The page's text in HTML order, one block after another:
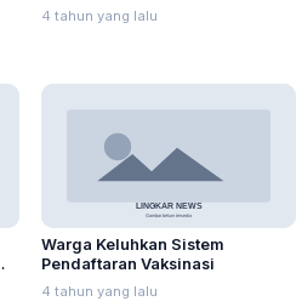
4 tahun yang lalu
Warga Keluhkan Sistem
Pendaftaran Vaksinasi
4 tahun yang lalu